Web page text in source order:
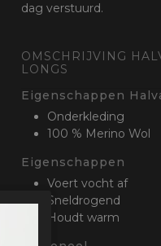
dag verstuurd.
OMSCHRIJVING
LONGS
Eigenschappen
Onderkleding
100 % Merino Wol
Eigenschappen
Voert vocht af
Sneldrogend
Houdt warm